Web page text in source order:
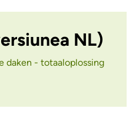
NL)
daken - totaaloplossing